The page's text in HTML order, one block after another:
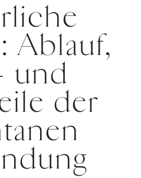
Ablauf,
und
der